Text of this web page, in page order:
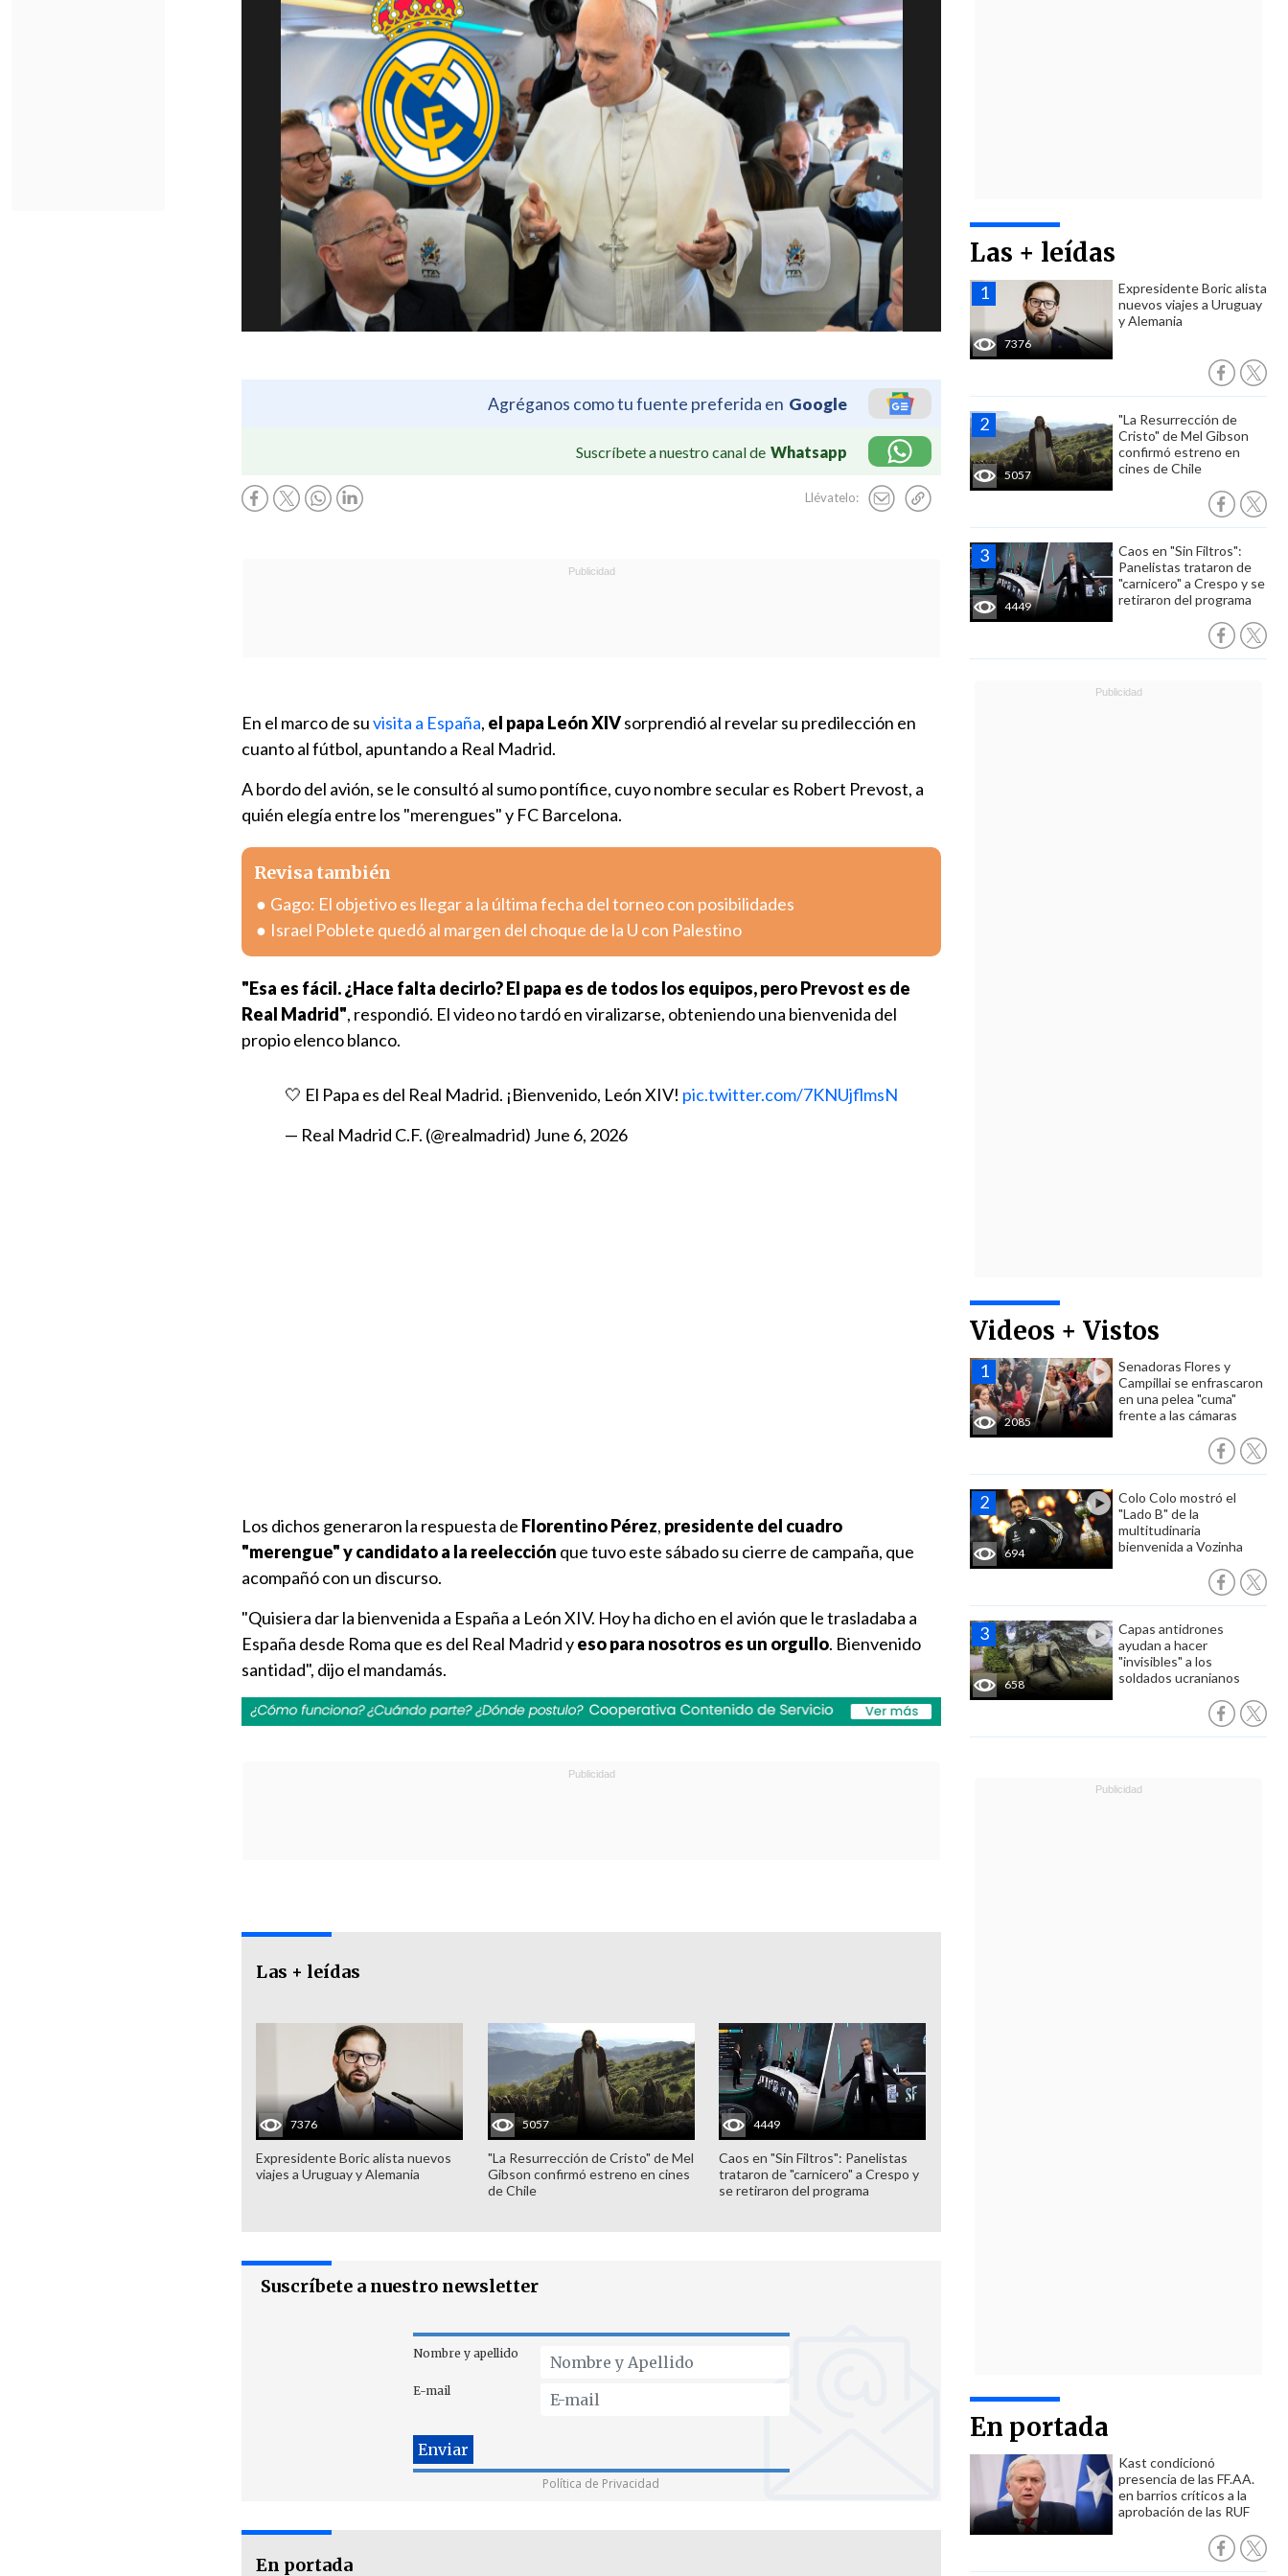
Agréganos como tu fuente preferida en Google
Suscríbete a nuestro canal de Whatsapp
Llévatelo:
Las + leídas
7376
Expresidente Boric alista
nuevos viajes a Uruguay
y Alemania
5057
"La Resurrección de
Cristo" de Mel Gibson
confirmó estreno en
cines de Chile
4449
Caos en "Sin Filtros":
Panelistas trataron de
"carnicero" a Crespo y se
retiraron del programa
Videos + Vistos
2085
Senadoras Flores y
Campillai se enfrascaron
en una pelea "cuma"
frente a las cámaras
694
Colo Colo mostró el
"Lado B" de la
multitudinaria
bienvenida a Vozinha
658
Capas antidrones
ayudan a hacer
"invisibles" a los
soldados ucranianos
En portada
Kast condicionó
presencia de las FF.AA.
en barrios críticos a la
aprobación de las RUF
En el marco de suvisita a España, el papa León XIVsorprendió al revelar su predilección en
cuanto al fútbol, apuntando a Real Madrid.
A bordo del avión, se le consultó al sumo pontífice, cuyo nombre secular es Robert Prevost, a
quién elegía entre los "merengues" y FC Barcelona.
Revisa también
Gago: El objetivo es llegar a la última fecha del torneo con posibilidades
Israel Poblete quedó al margen del choque de la U con Palestino
"Esa es fácil. ¿Hace falta decirlo? El papa es de todos los equipos, pero Prevost es de
Real Madrid", respondió. El video no tardó en viralizarse, obteniendo una bienvenida del
propio elenco blanco.
🤍 El Papa es del Real Madrid. ¡Bienvenido, León XIV! pic.twitter.com/7KNUjflmsN
— Real Madrid C.F. (@realmadrid) June 6, 2026
Los dichos generaron la respuesta de Florentino Pérez, presidente del cuadro
"merengue" y candidato a la reelección que tuvo este sábado su cierre de campaña, que
acompañó con un discurso.
"Quisiera dar la bienvenida a España a León XIV. Hoy ha dicho en el avión que le trasladaba a
España desde Roma que es del Real Madrid yeso para nosotros es un orgullo. Bienvenido
santidad", dijo el mandamás.
Las + leídas
7376
Expresidente Boric alista nuevos
viajes a Uruguay y Alemania
5057
"La Resurrección de Cristo" de Mel
Gibson confirmó estreno en cines
de Chile
4449
Caos en "Sin Filtros": Panelistas
trataron de "carnicero" a Crespo y
se retiraron del programa
Suscríbete a nuestro newsletter
Nombre y apellido
E-mail
Política de Privacidad
En portada